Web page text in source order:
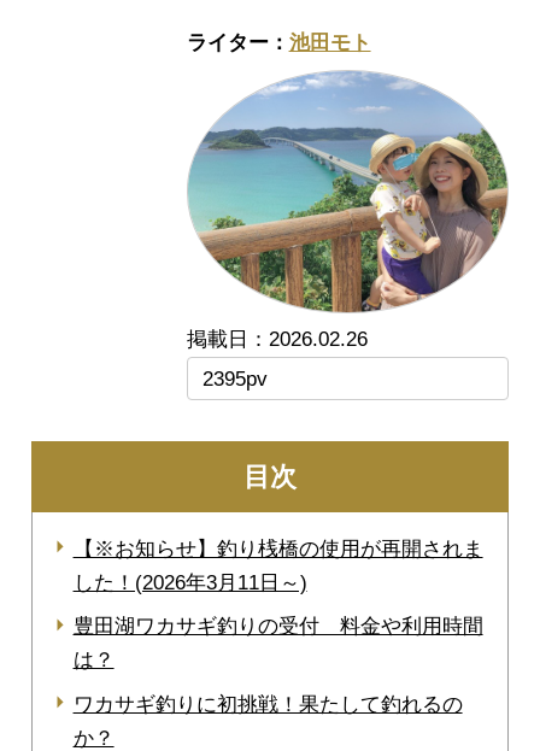
池田モト
2026.02.26
2395pv
目次
【※お知らせ】釣り桟橋の使用が再開されま
した！(2026年3月11日～)
豊田湖ワカサギ釣りの受付 料金や利用時間
は？
ワカサギ釣りに初挑戦！果たして釣れるの
か？